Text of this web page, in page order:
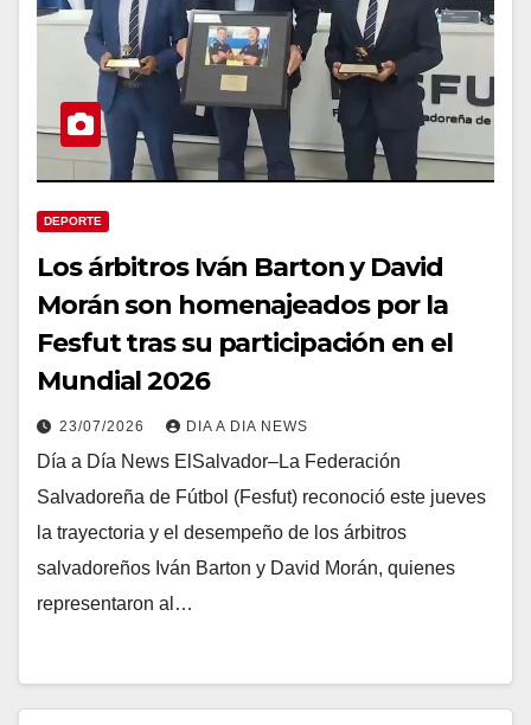
DEPORTE
Los árbitros Iván Barton y David
Morán son homenajeados por la
Fesfut tras su participación en el
Mundial 2026
23/07/2026 DIA A DIA NEWS
Día a Día News ElSalvador–La Federación
Salvadoreña de Fútbol (Fesfut) reconoció este jueves
la trayectoria y el desempeño de los árbitros
salvadoreños Iván Barton y David Morán, quienes
representaron al…